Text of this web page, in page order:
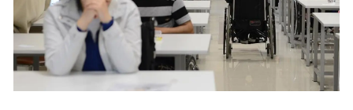
Siirt
Sinop
Sivas